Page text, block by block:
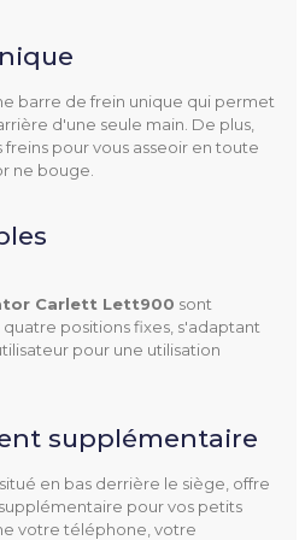
barre de frein unique qui permet
d'une seule main. De plus,
pour vous asseoir en toute
ne bouge.
Carlett Lett900 sont
positions fixes, s'adaptant
pour une utilisation
supplémentaire
en bas derrière le siège, offre
pour vos petits
votre téléphone, votre